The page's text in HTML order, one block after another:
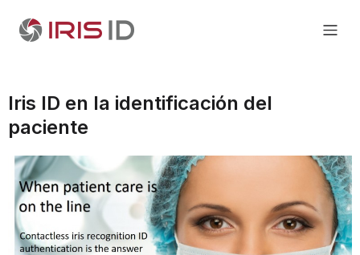
Iris ID en la identificación del
paciente